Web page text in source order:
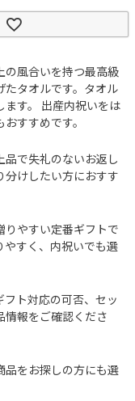
の風合いを持つ最高級
タオルです。タオル
す。 出産内祝いをは
すすめです。
で失礼のないお返し
分けしたい方におすす
りやすい定番ギフトで
すく、内祝いでも選
ト対応の可否、セッ
情報をご確認くださ
品をお探しの方にも選